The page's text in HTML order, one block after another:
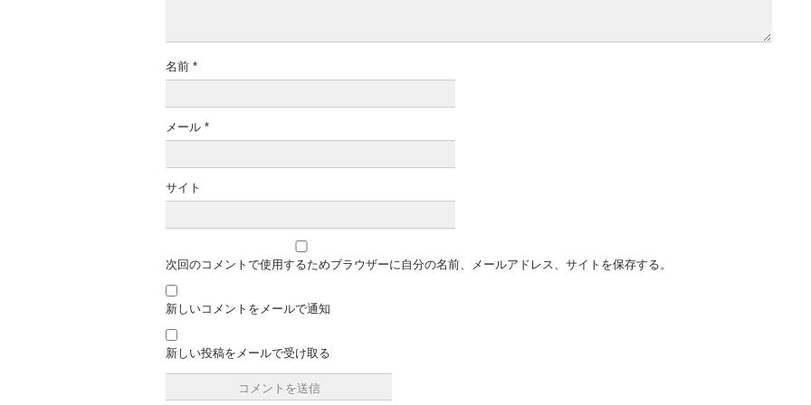
名前 *
メール *
サイト
次回のコメントで使用するためブラウザーに自分の名前、メールアドレス、サイトを保存する。
新しいコメントをメールで通知
新しい投稿をメールで受け取る